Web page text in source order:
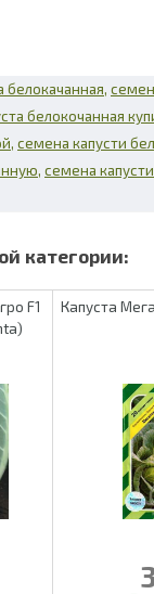
белокачанная
белокочанная
семена капусти
семена
F1
Капуста